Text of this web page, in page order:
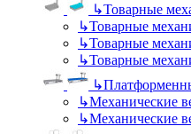
↳Товарные
↳Товарные
↳Товарные
↳Товарные
↳
↳Механические
↳Механические